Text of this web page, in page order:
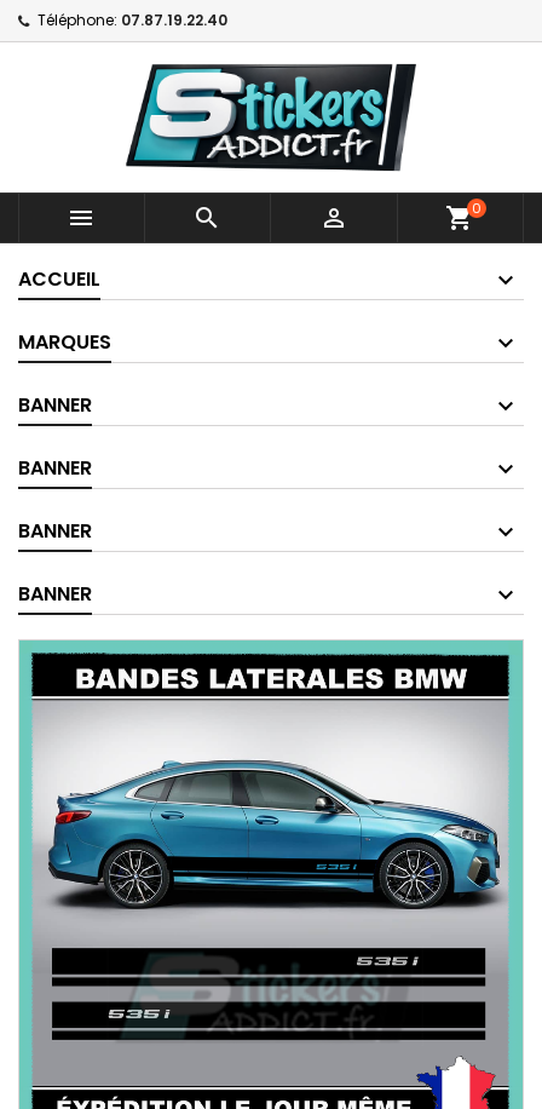
Téléphone: 07.87.19.22.40
   shopping_cart0
ACCUEIL
MARQUES
BANNER
BANNER
BANNER
BANNER